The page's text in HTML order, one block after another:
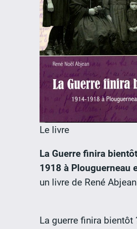
Le livre
La Guerre finira
1918 à Plouguerneau
un livre de René Abjean
La guerre finira bientôt